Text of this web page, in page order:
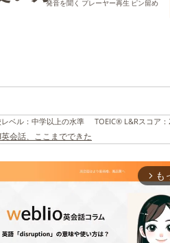
発音を聞く プレーヤー再生 ピン留め
ベル ： 中学以上の水準 TOEIC® L&Rスコア ：
会話、ここまでできた
arrow_forward_ios も